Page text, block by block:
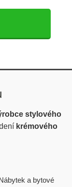
stylového
krémového
a bytové